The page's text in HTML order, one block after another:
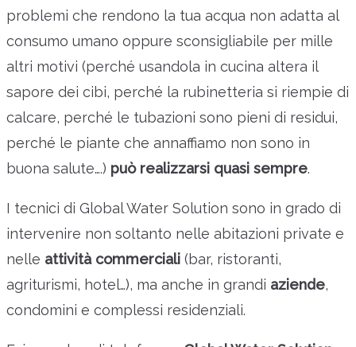
problemi che rendono la tua acqua non adatta al
consumo umano oppure sconsigliabile per mille
altri motivi (perché usandola in cucina altera il
sapore dei cibi, perché la rubinetteria si riempie di
calcare, perché le tubazioni sono pieni di residui,
perché le piante che annaffiamo non sono in
buona salute….) può realizzarsi quasi sempre.
I tecnici di Global Water Solution sono in grado di
intervenire non soltanto nelle abitazioni private e
nelle attività commerciali (bar, ristoranti,
agriturismi, hotel…), ma anche in grandi aziende,
condomini e complessi residenziali.